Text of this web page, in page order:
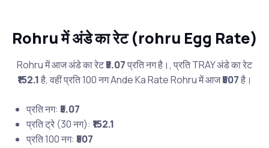
Rohru में अंडे का रेट (rohru Egg Rate)
Rohru में आज अंडे का रेट₹5.07प्रति नग है।, प्रति TRAY अंडे का रेट
₹152.1है, वहीं प्रति 100 नग Ande Ka Rate Rohru में आज₹507है।
प्रति नग: ₹5.07
प्रति ट्रे (30 नग): ₹152.1
प्रति 100 नग: ₹507